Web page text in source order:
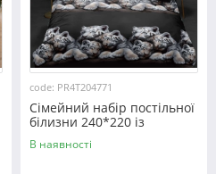
code: PR4T204771
Сімейний набір постільної
білизни 240*220 із
полікотону №204771
Черешенька™
В наявності